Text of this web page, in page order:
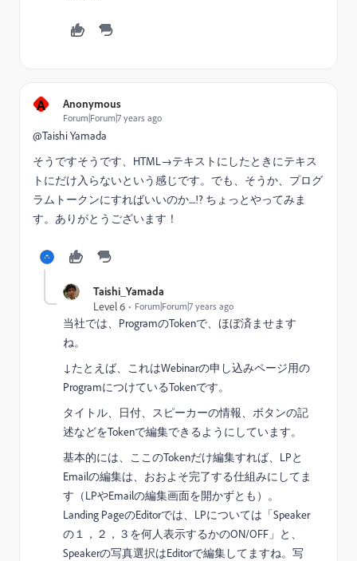
A Anonymous
Forum|Forum|7 years ago
@Taishi Yamada
そうですそうです、HTML→テキストにしたときにテキス
トにだけ入らないという感じです。でも、そうか、プログ
ラムトークンにすればいいのか....!? ちょっとやってみま
す。ありがとうございます！
Taishi_Yamada
Level 6
Forum|Forum|7 years ago
当社では、ProgramのTokenで、ほぼ済ませます
ね。
↓たとえば、これはWebinarの申し込みページ用の
ProgramにつけているTokenです。
タイトル、日付、スピーカーの情報、ボタンの記
述などをTokenで編集できるようにしています。
基本的には、ここのTokenだけ編集すれば、LPと
Emailの編集は、おおよそ完了する仕組みにしてま
す（LPやEmailの編集画面を開かずとも）。
Landing PageのEditorでは、LPについては「Speaker
の１，２，３を何人表示するかのON/OFF」と、
Speakerの写真選択はEditorで編集してますね。写